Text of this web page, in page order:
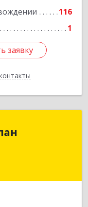
116
1
заявку
заявку
Романович